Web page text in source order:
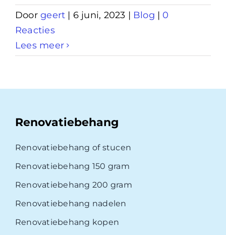
Doorgeert | 6 juni, 2023 | Blog | 0
Reacties
Lees meer
Renovatiebehang
Renovatiebehang of stucen
Renovatiebehang 150 gram
Renovatiebehang 200 gram
Renovatiebehang nadelen
Renovatiebehang kopen